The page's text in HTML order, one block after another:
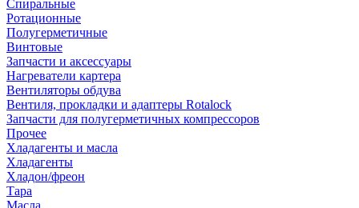
Спиральные
Ротационные
Полугерметичные
Винтовые
Запчасти и аксессуары
Нагреватели картера
Вентиляторы обдува
Вентиля, прокладки и адаптеры Rotalock
Запчасти для полугерметичных компрессоров
Прочее
Хладагенты и масла
Хладагенты
Хладон/фреон
Тара
Масла